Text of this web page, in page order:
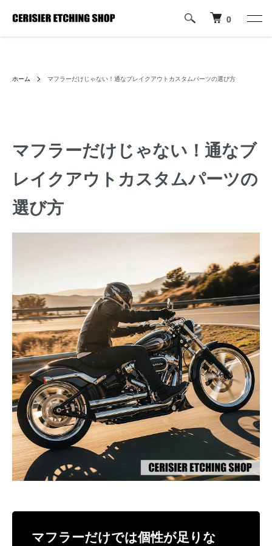
0
ホーム マフラーだけじゃない！通なブレイクアウトカスタムパーツの選び方
マフラーだけじゃない！通なブ
レイクアウトカスタムパーツの
選び方
マフラーだけでは個性が足りな